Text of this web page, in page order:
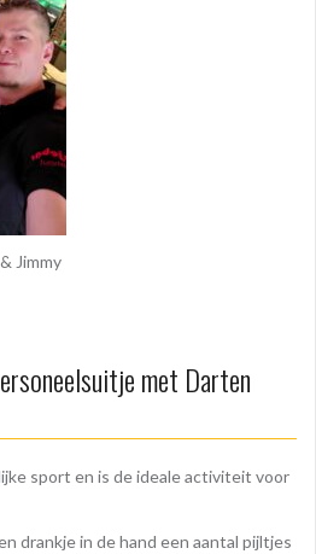
Jimmy
met Darten
sport en is de ideale activiteit voor
drankje in de hand een aantal pijltjes